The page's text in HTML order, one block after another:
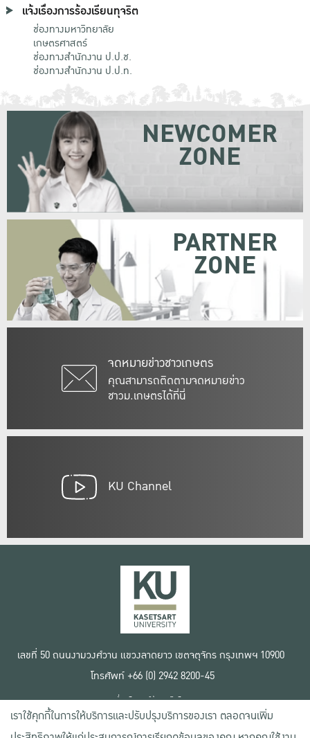
แจ้งเรื่องการร้องเรียนทุจริต
ช่องทางมหาวิทยาลัย
เกษตรศาสตร์
ช่องทางสำนักงาน ป.ป.ช.
ช่องทางสำนักงาน ป.ป.ท.
จดหมายข่าวชาวเกษตร
คุณสามารถติดตามจดหมายข่าว
ชาวม.เกษตรได้ที่นี่
NEWCOMER
ZONE
PARTNER
ZONE
KU Channel
เลขที่ 50 ถนนงามวงศ์วาน แขวงลาดยาว เขตจตุจักร กรุงเทพฯ 10900
โทรศัพท์ +66 (0) 2942 8200-45
เงื่อนไขการใช้งานเว็บไซต์
ข้อตกลงด้านสิทธิ์ใช้งาน
นโยบายความเป็นส่วนตัว
เราใช้คุกกี้ในการให้บริการและปรับปรุงบริการของเรา ตลอดจนเพิ่ม